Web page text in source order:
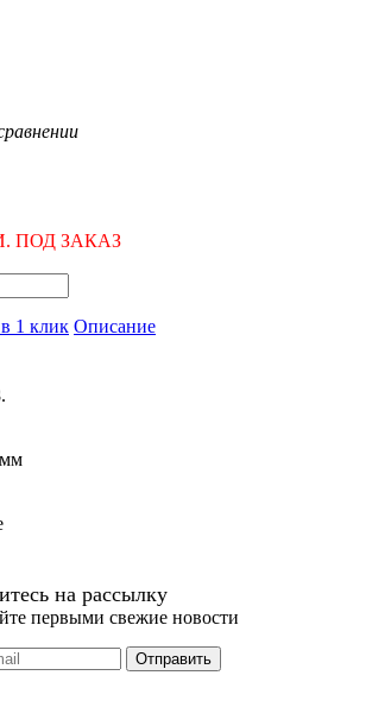
ПОД ЗАКАЗ
1 клик Описание
на рассылку
первыми свежие новости
Отправить